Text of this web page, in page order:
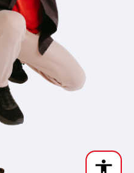
A++
Sehr groß